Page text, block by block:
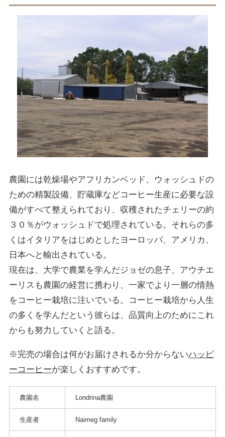
農園には乾燥場やアフリカンベッド、ウォッシュドの
ための精製設備、貯蔵庫などコーヒー生産に必要な設
備がすべて整えられており、収穫されたチェリーの約
３０％がウォッシュドで処理されている。それらの多
くはイタリアをはじめとしたヨーロッパ、アメリカ、
日本へと輸出されている。
現在は、大学で農業を学んだジョゼの息子、アウチエ
ーリスも農園の経営に携わり、一家でより一層の情熱
をコーヒー栽培に注いでいる。コーヒー栽培から人生
の多くを学んだという彼らは、品質向上のためにこれ
からも努力していくと語る。
※完売の場合は何がお届けされるか分からないハッピ
ーコーヒーが楽しくおすすめです。
農園名 Londrina農園
生産者 Naimeg family